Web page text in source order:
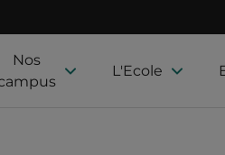
Nos
L'Ecole